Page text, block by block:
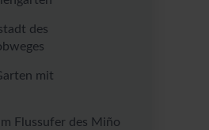
des
mit
Flussufer des Miño